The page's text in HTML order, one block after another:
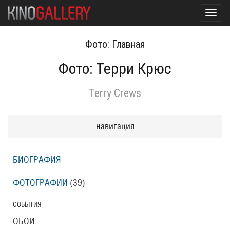
Фото: Главная
Фото: Терри Крюс
Terry Crews
навигация
БИОГРАФИЯ
ФОТОГРАФИИ (39)
СОБЫТИЯ
ОБОИ